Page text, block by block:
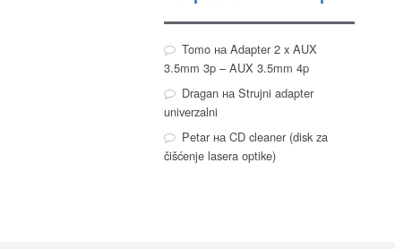
Tomo наAdapter 2 x AUX
3.5mm 3p – AUX 3.5mm 4p
Dragan наStrujni adapter
univerzalni
Petar наCD cleaner (disk za
čišćenje lasera optike)